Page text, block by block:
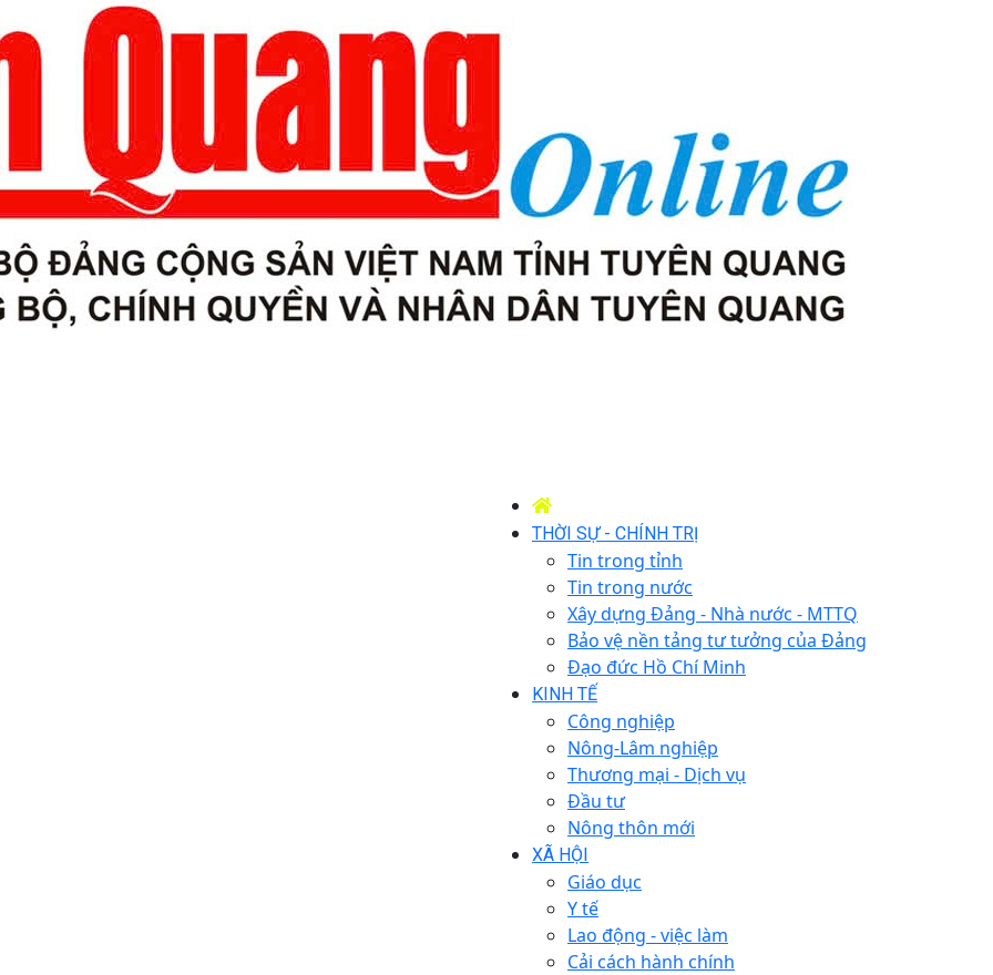
THỜI SỰ - CHÍNH TRỊ
Tin trong tỉnh
Tin trong nước
Xây dựng Đảng - Nhà nước - MTTQ
Bảo vệ nền tảng tư tưởng của Đảng
Đạo đức Hồ Chí Minh
KINH TẾ
Công nghiệp
Nông-Lâm nghiệp
Thương mại - Dịch vụ
Đầu tư
Nông thôn mới
XÃ HỘI
Giáo dục
Y tế
Lao động - việc làm
Cải cách hành chính